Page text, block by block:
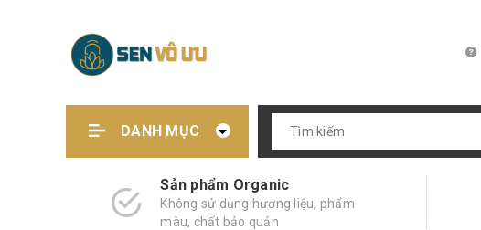
DANH MỤC
Sản phẩm Organic
Không sử dụng hương liệu, phẩm
màu, chất bảo quản